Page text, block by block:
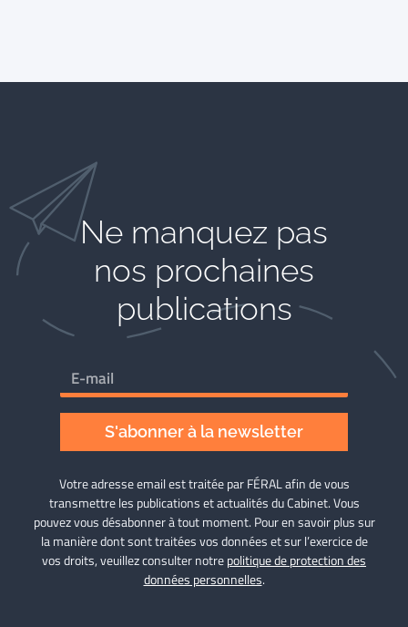
Ne manquez pas
nos prochaines
publications
S'abonner à la newsletter
Votre adresse email est traitée par FÉRAL afin de vous
transmettre les publications et actualités du Cabinet. Vous
pouvez vous désabonner à tout moment. Pour en savoir plus sur
la manière dont sont traitées vos données et sur l’exercice de
vos droits, veuillez consulter notrepolitique de protection des
données personnelles.